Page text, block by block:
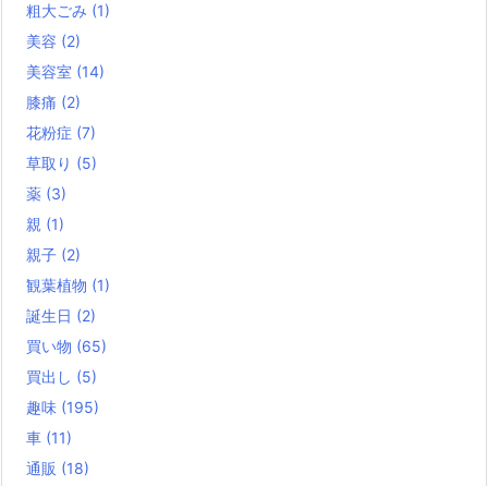
粗大ごみ (1)
美容 (2)
美容室 (14)
膝痛 (2)
花粉症 (7)
草取り (5)
薬 (3)
親 (1)
親子 (2)
観葉植物 (1)
誕生日 (2)
買い物 (65)
買出し (5)
趣味 (195)
車 (11)
通販 (18)